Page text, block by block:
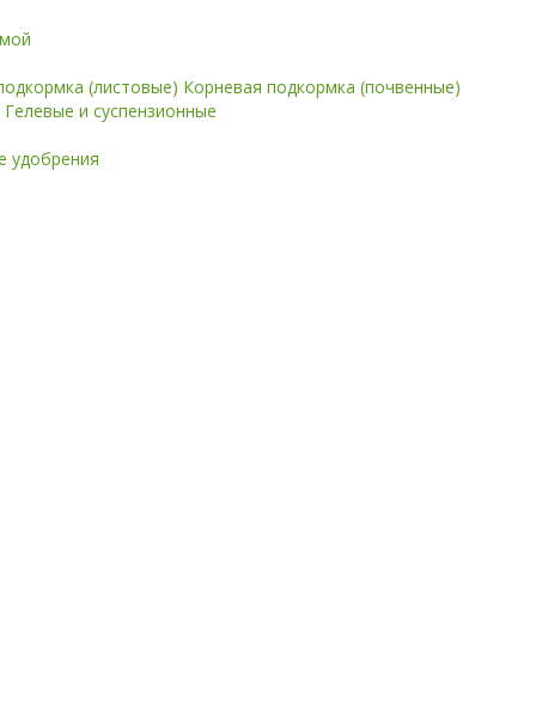
(листовые) Корневая подкормка (почвенные)
Гелевые и суспензионные
удобрения